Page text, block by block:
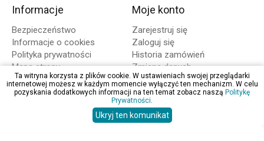
Informacje
Bezpieczeństwo
Informacje o cookies
Polityka prywatności
Mapa strony
Moje konto
Zarejestruj się
Zaloguj się
Historia zamówień
Zmiana danych
Zakupy O firmie
Opinie
Kontakt
Ta witryna korzysta z plików cookie. W ustawieniach swojej przeglądarki
internetowej możesz w każdym momencie wyłączyć ten mechanizm. W celu
pozyskania dodatkowych informacji na ten temat zobacz naszą Politykę
Prywatności.
Ukryj ten komunikat